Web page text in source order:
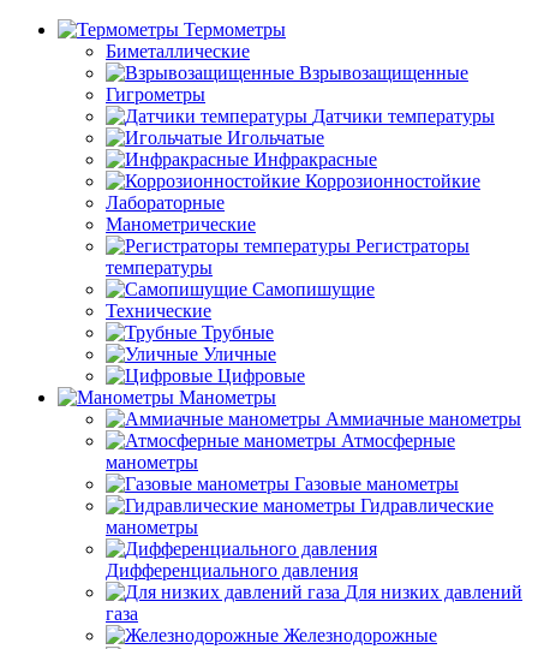
Термометры
Биметаллические
Взрывозащищенные
Гигрометры
Датчики температуры
Игольчатые
Инфракрасные
Коррозионностойкие
Лабораторные
Манометрические
Регистраторы
температуры
Самопишущие
Технические
Трубные
Уличные
Цифровые
Манометры
Аммиачные манометры
Атмосферные
манометры
Газовые манометры
Гидравлические
манометры
Дифференциального давления
Для низких давлений
газа
Железнодорожные